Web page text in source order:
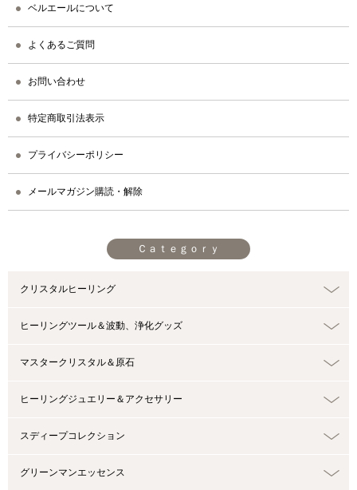
ベルエールについて
よくあるご質問
お問い合わせ
特定商取引法表示
プライバシーポリシー
メールマガジン購読・解除
Ｃａｔｅｇｏｒｙ
クリスタルヒーリング
ヒーリングツール＆波動、浄化グッズ
マスタークリスタル＆原石
ヒーリングジュエリー＆アクセサリー
スディープコレクション
グリーンマンエッセンス